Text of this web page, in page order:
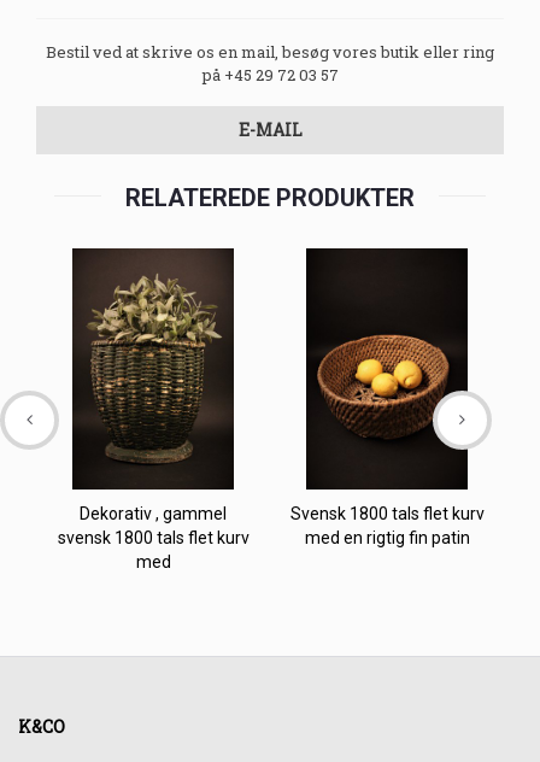
Bestil ved at skrive os en mail, besøg vores butik eller ring
på +45 29 72 03 57
E-MAIL
RELATEREDE PRODUKTER
Dekorativ , gammel
svensk 1800 tals flet kurv
med
Svensk 1800 tals flet kurv
med en rigtig fin patin
K&CO